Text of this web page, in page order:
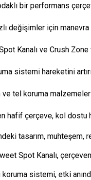
bir performans
değişimler için
Kanalı ve Crush
sistemi hareketini
ve tel koruma
hafif çerçeve, kol dostu
tasarım, muhteşem,
Spot Kanalı,
sistemi, etki